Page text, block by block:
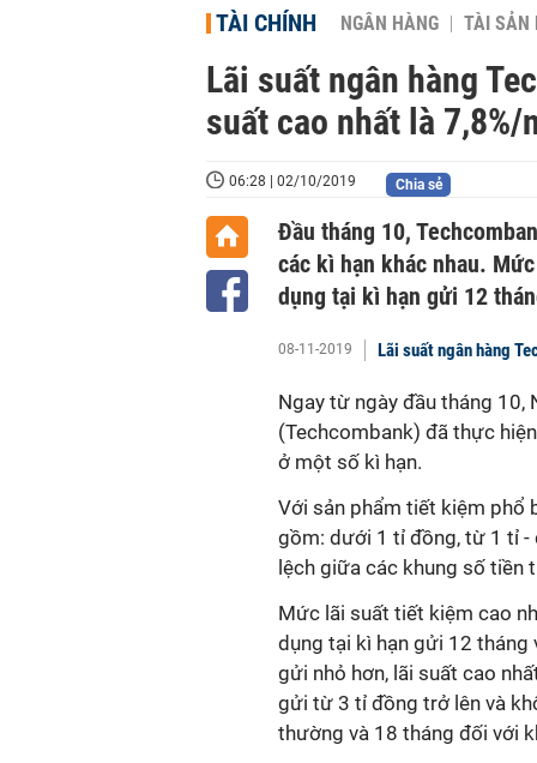
TÀI CHÍNH NGÂN HÀNG TÀI SẢN
Lãi suất ngân hàng
suất cao nhất là 7,8%/
06:28 | 02/10/2019 Chia sẻ
Đầu tháng 10,
các kì hạn khác nhau.
dụng tại kì hạn gửi 12
08-11-2019 Lãi suất ngân hàng
Ngay từ ngày đầu tháng 10,
(Techcombank) đã thực
ở một số kì hạn.
Với sản phẩm tiết kiệm phổ
gồm: dưới 1 tỉ đồng, từ 1 tỉ
lệch giữa các khung số tiền
Mức lãi suất tiết kiệm cao
dụng tại kì hạn gửi 12
gửi nhỏ hơn, lãi suất cao
gửi từ 3 tỉ đồng trở lên và
thường và 18 tháng đối với